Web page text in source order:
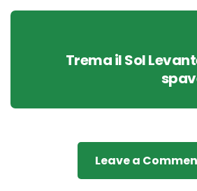
Trema il Sol
Leave a